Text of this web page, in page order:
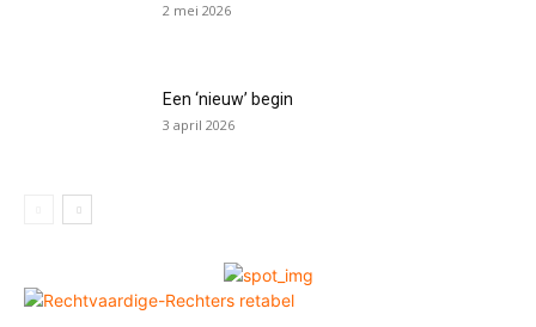
2 mei 2026
Een ‘nieuw’ begin
3 april 2026